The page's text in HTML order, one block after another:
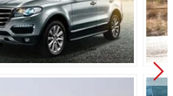
независимая
двухрычажная
независимая
многорычажная